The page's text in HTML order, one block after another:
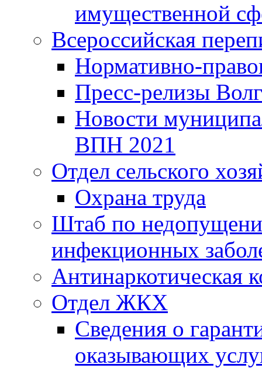
имущественной
Всероссийская
Нормативно-
Пресс-релизы
Новости
ВПН 2021
Отдел сельского
Охрана труда
Штаб по
инфекционных
Антинаркотическая
Отдел ЖКХ
Сведения о
оказывающих